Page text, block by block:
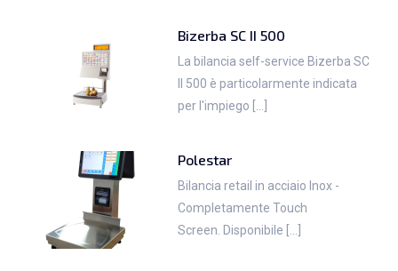
Bizerba SC II 500
La bilancia self-service Bizerba SC
II 500 è particolarmente indicata
per l'impiego [...]
Polestar
Bilancia retail in acciaio Inox -
Completamente Touch
Screen. Disponibile [...]